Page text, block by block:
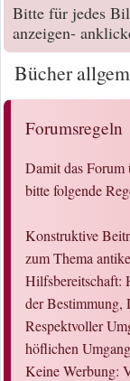
Bitte für jedes
anzeigen-
Bücher
Forumsregeln
Damit das
bitte folgende
Konstruktive
zum Thema
Hilfsbereitschaft:
der Bestimmung,
Respektvoller
höflichen
Keine Werbung: